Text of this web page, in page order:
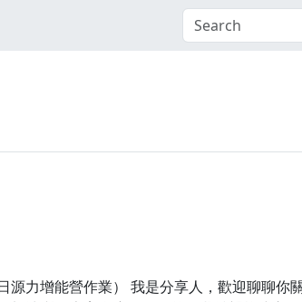
力增能營作業） 我是分享人，歡迎聊聊你